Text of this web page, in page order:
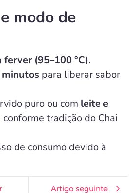
modo de
ferver (95–100 °C).
minutos para liberar sabor
puro ou com leite e
conforme tradição do Chai
de consumo devido à
Artigo seguinte